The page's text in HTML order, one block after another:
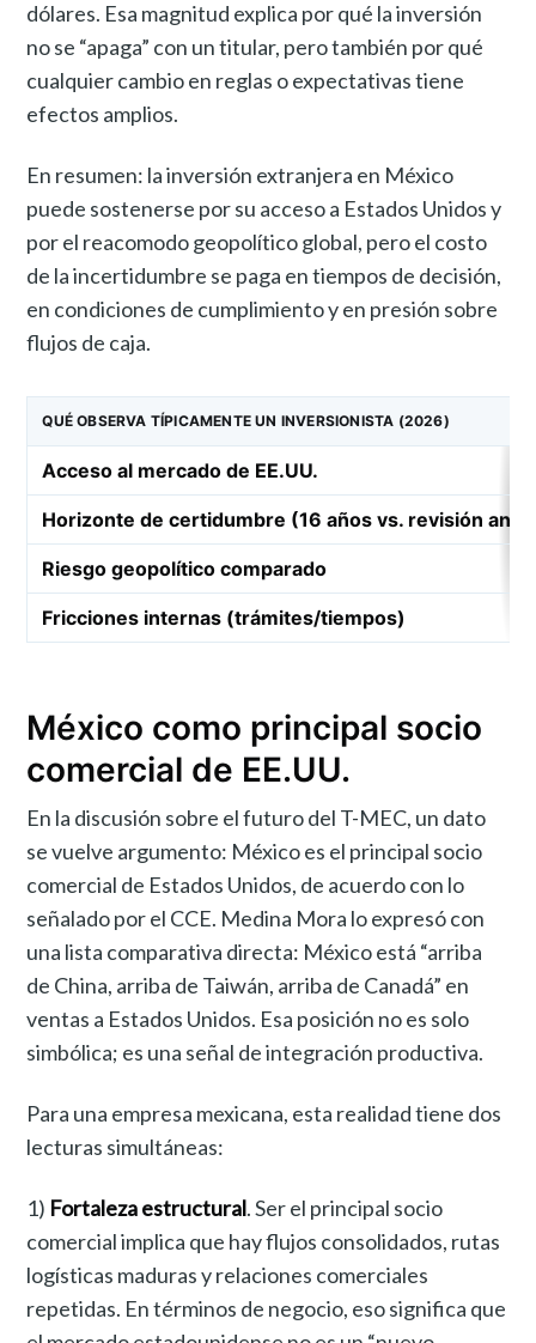
dólares. Esa magnitud explica por qué la inversión
no se “apaga” con un titular, pero también por qué
cualquier cambio en reglas o expectativas tiene
efectos amplios.
En resumen: la inversión extranjera en México
puede sostenerse por su acceso a Estados Unidos y
por el reacomodo geopolítico global, pero el costo
de la incertidumbre se paga en tiempos de decisión,
en condiciones de cumplimiento y en presión sobre
flujos de caja.
QUÉ OBSERVA TÍPICAMENTE UN INVERSIONISTA (2026)
Acceso al mercado de EE.UU.
Horizonte de certidumbre (16 años vs. revisión
Riesgo geopolítico comparado
Fricciones internas (trámites/tiempos)
México como principal socio
comercial de EE.UU.
En la discusión sobre el futuro del T-MEC, un dato
se vuelve argumento: México es el principal socio
comercial de Estados Unidos, de acuerdo con lo
señalado por el CCE. Medina Mora lo expresó con
una lista comparativa directa: México está “arriba
de China, arriba de Taiwán, arriba de Canadá” en
ventas a Estados Unidos. Esa posición no es solo
simbólica; es una señal de integración productiva.
Para una empresa mexicana, esta realidad tiene dos
lecturas simultáneas:
1) Fortaleza estructural. Ser el principal socio
comercial implica que hay flujos consolidados, rutas
logísticas maduras y relaciones comerciales
repetidas. En términos de negocio, eso significa que